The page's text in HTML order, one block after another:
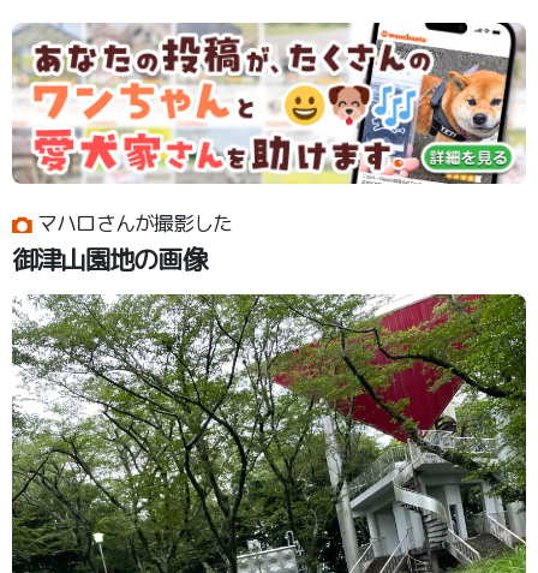
マハロさんが撮影した
御津山園地の画像